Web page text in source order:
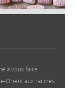
à vous faire
Orient aux racines